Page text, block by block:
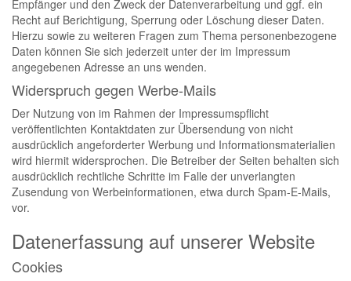
Empfänger und den Zweck der Datenverarbeitung und ggf. ein
Recht auf Berichtigung, Sperrung oder Löschung dieser Daten.
Hierzu sowie zu weiteren Fragen zum Thema personenbezogene
Daten können Sie sich jederzeit unter der im Impressum
angegebenen Adresse an uns wenden.
Widerspruch gegen Werbe-Mails
Der Nutzung von im Rahmen der Impressumspflicht
veröffentlichten Kontaktdaten zur Übersendung von nicht
ausdrücklich angeforderter Werbung und Informationsmaterialien
wird hiermit widersprochen. Die Betreiber der Seiten behalten sich
ausdrücklich rechtliche Schritte im Falle der unverlangten
Zusendung von Werbeinformationen, etwa durch Spam-E-Mails,
vor.
Datenerfassung auf unserer Website
Cookies